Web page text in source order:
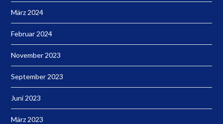
März 2024
Februar 2024
November 2023
September 2023
Juni 2023
März 2023